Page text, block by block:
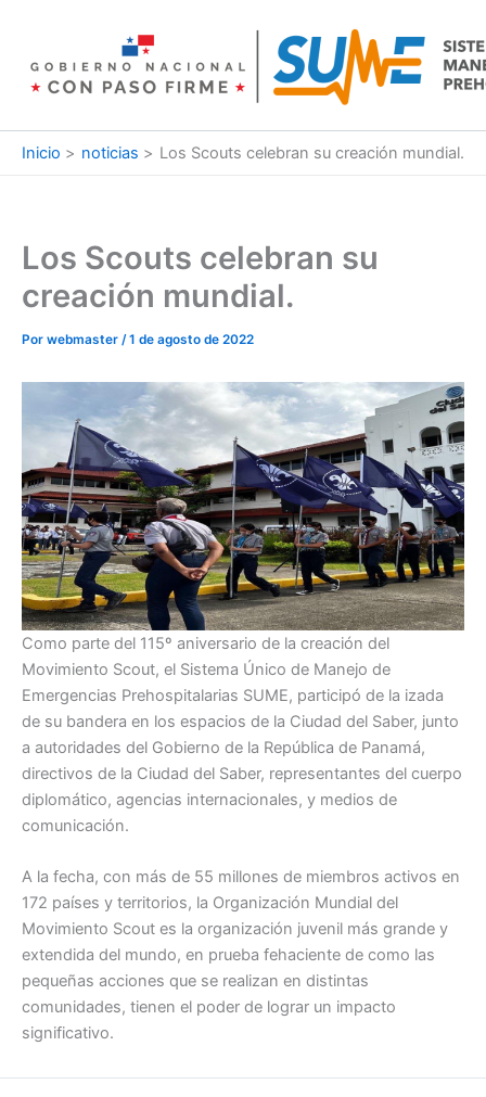
contenido
Inicio noticias Los Scouts celebran su creación mundial.
Los Scouts celebran su
creación mundial.
Por webmaster /1 de agosto de 2022
Como parte del 115º aniversario de la creación del
Movimiento Scout, el Sistema Único de Manejo de
Emergencias Prehospitalarias SUME, participó de la izada
de su bandera en los espacios de la Ciudad del Saber, junto
a autoridades del Gobierno de la República de Panamá,
directivos de la Ciudad del Saber, representantes del cuerpo
diplomático, agencias internacionales, y medios de
comunicación.
A la fecha, con más de 55 millones de miembros activos en
172 países y territorios, la Organización Mundial del
Movimiento Scout es la organización juvenil más grande y
extendida del mundo, en prueba fehaciente de como las
pequeñas acciones que se realizan en distintas
comunidades, tienen el poder de lograr un impacto
significativo.